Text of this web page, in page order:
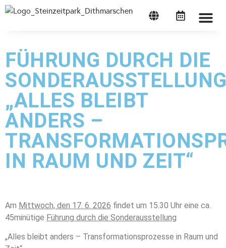
FÜHRUNG DURCH DIE
„ALLES BLEIBT
ANDERS –
IN RAUM UND ZEIT“
Am Mittwoch, den 17. 6. 2026 findet um 15.30 Uhr eine ca.
45minütige Führung durch die Sonderausstellung
„Alles bleibt anders – Transformationsprozesse in Raum und